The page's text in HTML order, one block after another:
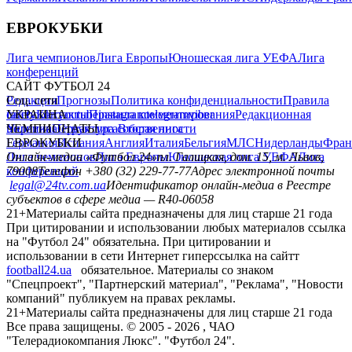
ЕВРОКУБКИ
Лига чемпионовЛига ЕвропыЮношеская лига УЕФАЛига
конференций
САЙТ ФУТБОЛ 24
РедакцияПрогнозыПолитика конфиденциальностиПравила
сайтуКонтактыПравила комментированияРедакционная
политикаСтруктура собственности
Соц. сети
facebookxyoutubeinstagramtelegramviber
УКРАИНА
УкраинаПервая лигаВторая лига
ЧЕМПИОНАТЫ
ГерманияИспанияАнглияИталияБельгияМЛСНидерланды
ЕВРОКУБКИ
Лига чемпионовЛига ЕвропыЮношеская лига УЕФАЛига
конференций
Онлайн-медиа «Футбол 24»пл. Галицкая, дом. 15, м. Львов,
79008Телефон +380 (32) 229-77-77Адрес электронной почты
legal@24tv.com.uaИдентификатор онлайн-медиа в Реестре
субъектов в сфере медиа — R40-06058
21+Материалы сайта предназначены для лиц старше 21 года
При цитировании и использовании любых материалов ссылка
на "Футбол 24" обязательна. При цитировании и
использовании в сети Интернет гиперссылка на сайтт
football24.ua
обязательное. Материалы со знаком
"Спецпроект", "Партнерский материал", "Реклама", "Новости
компаний" публикуем на правах рекламы.
21+Материалы сайта предназначены для лиц старше 21 года
Все права защищены. © 2005 - 2026 , ЧАО
"Телерадиокомпания Люкс". "Футбол 24".